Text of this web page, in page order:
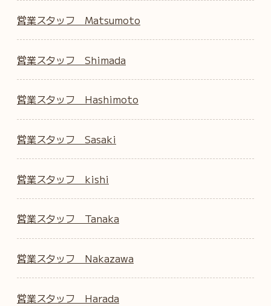
営業スタッフ Matsumoto
営業スタッフ Shimada
営業スタッフ Hashimoto
営業スタッフ Sasaki
営業スタッフ kishi
営業スタッフ Tanaka
営業スタッフ Nakazawa
営業スタッフ Harada